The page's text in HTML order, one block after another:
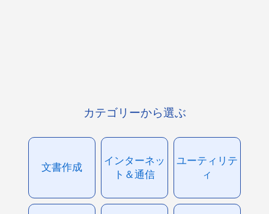
カテゴリーから選ぶ
文書作成
インターネッ
ト＆通信
ユーティリテ
ィ